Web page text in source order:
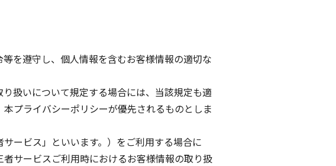
を遵守し、個人情報を含むお客様情報の適切な
扱いについて規定する場合には、当該規定も適
プライバシーポリシーが優先されるものとしま
ービス」といいます。）をご利用する場合に
サービスご利用時におけるお客様情報の取り扱